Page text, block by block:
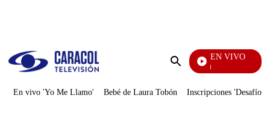
Enviar
EN VIVO
Noticias Caracol
En vivo 'Yo Me Llamo' Bebé de Laura Tobón Inscripciones 'Desafío'